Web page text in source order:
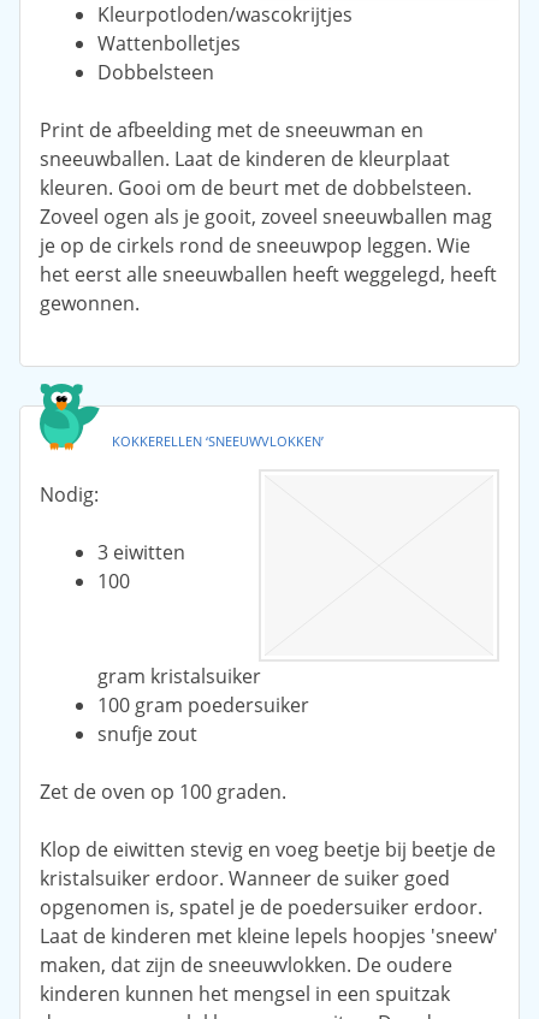
Kleurpotloden/wascokrijtjes
Wattenbolletjes
Dobbelsteen
Print de afbeelding met de sneeuwman en
sneeuwballen. Laat de kinderen de kleurplaat
kleuren. Gooi om de beurt met de dobbelsteen.
Zoveel ogen als je gooit, zoveel sneeuwballen mag
je op de cirkels rond de sneeuwpop leggen. Wie
het eerst alle sneeuwballen heeft weggelegd, heeft
gewonnen.
KOKKERELLEN ‘SNEEUWVLOKKEN’
Nodig:
3 eiwitten
100
gram kristalsuiker
100 gram poedersuiker
snufje zout
Zet de oven op 100 graden.
Klop de eiwitten stevig en voeg beetje bij beetje de
kristalsuiker erdoor. Wanneer de suiker goed
opgenomen is, spatel je de poedersuiker erdoor.
Laat de kinderen met kleine lepels hoopjes 'sneew'
maken, dat zijn de sneeuwvlokken. De oudere
kinderen kunnen het mengsel in een spuitzak